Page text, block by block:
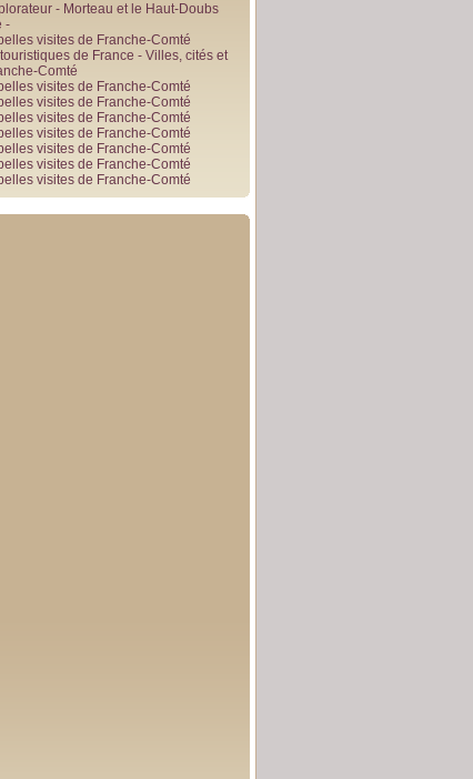
- Morteau et le Haut-Doubs
-
visites de Franche-Comté
de France - Villes, cités et
Comté
visites de Franche-Comté
visites de Franche-Comté
visites de Franche-Comté
visites de Franche-Comté
visites de Franche-Comté
visites de Franche-Comté
visites de Franche-Comté